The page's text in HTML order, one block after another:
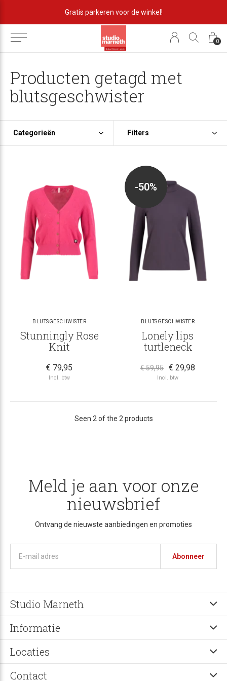
0
Gratis parkeren voor de winkel!
Producten getagd met
blutsgeschwister
Categorieën Filters
BLUTSGESCHWISTER
Stunningly Rose
Knit
€ 79,95
Incl. btw
-50%
BLUTSGESCHWISTER
Lonely lips
turtleneck
€ 59,95 € 29,98
Incl. btw
Seen 2 of the 2 products
Meld je aan voor onze
nieuwsbrief
Ontvang de nieuwste aanbiedingen en promoties
Abonneer
Studio Marneth
Informatie
Locaties
Contact